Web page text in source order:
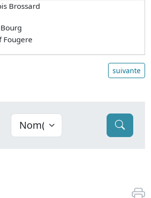
Brossard
Fougere
suivante